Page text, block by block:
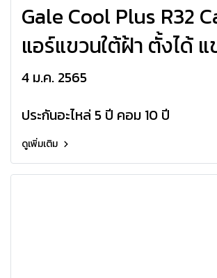
Gale Cool Plus R32
แอร์แขวนใต้ฝ้า ตั้งได้ แ
HAIER ระบบอินเวอร์เตอร์
HCFI_CSR32
4 ม.ค. 2565
ประกันอะไหล่ 5 ปี คอม 10 ปี
ดูเพิ่มเติม